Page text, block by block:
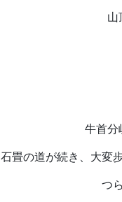
山
牛首分
石畳の道が続き、大変
つ